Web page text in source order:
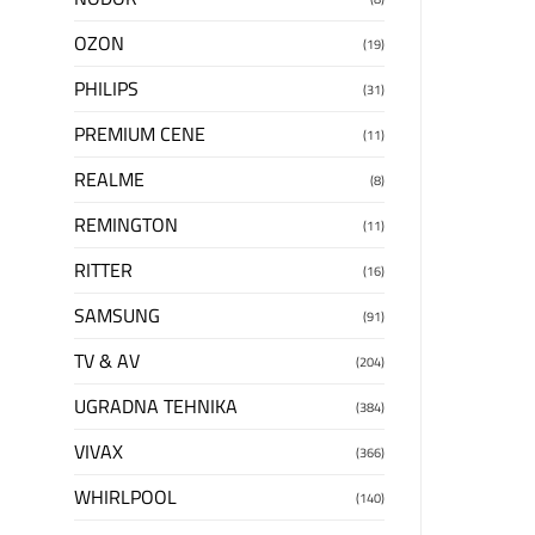
OZON (19)
PHILIPS (31)
PREMIUM CENE (11)
REALME (8)
REMINGTON (11)
RITTER (16)
SAMSUNG (91)
TV & AV (204)
UGRADNA TEHNIKA (384)
VIVAX (366)
WHIRLPOOL (140)